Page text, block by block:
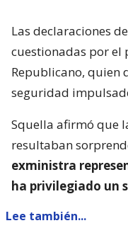
Las declaraciones
cuestionadas por el
Republicano, quien
seguridad
Squella afirmó que
resultaban
exministra
ha privilegiado un
Lee también...